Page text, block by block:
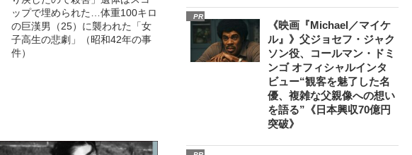
ップで埋められた…体重100キロ
の巨漢男（25）に襲われた「女
子高生の悲劇」（昭和42年の事
件）
PR
《映画『Michael／マイケ
ル』》父ジョセフ・ジャク
ソン役、コールマン・ドミ
ンゴ オフィシャルインタ
ビュー“観客を魅了した名
優、複雑な父親像への想い
を語る”《日本興収70億円
突破》